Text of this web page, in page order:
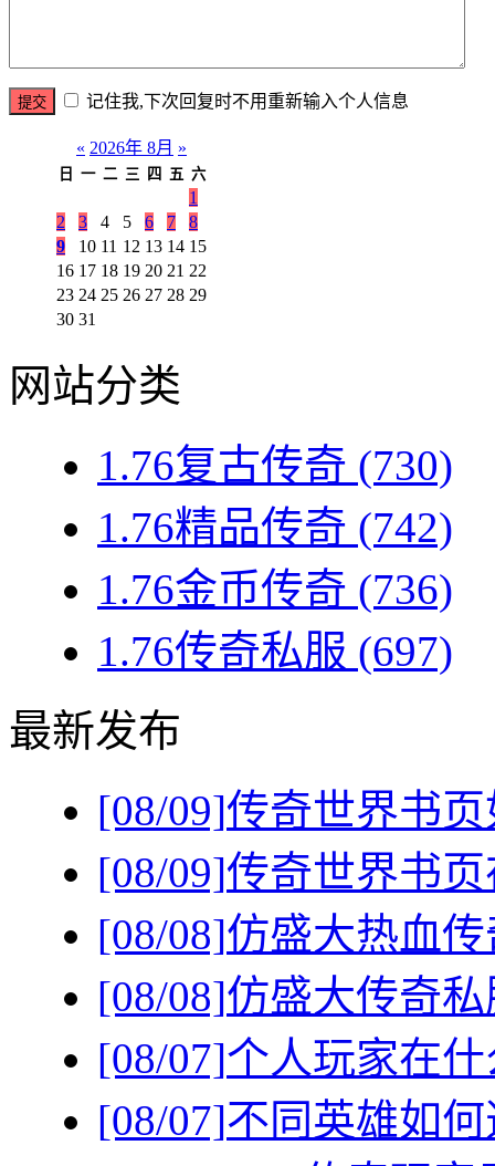
记住我,下次回复时不用重新输入个人信息
« 2026年 8月 »
日 一 二 三 四 五 六
1
2
3 4 5 6 7
8
9
10 11 12 13 14 15
16 17 18 19 20 21 22
23 24 25 26 27 28 29
30 31
网站分类
1.76复古传奇 (730)
1.76精品传奇 (742)
1.76金币传奇 (736)
1.76传奇私服 (697)
最新发布
[08/09]传奇世界书
[08/09]传奇世界书
[08/08]仿盛大热血
[08/08]仿盛大传奇
[08/07]个人玩家在
[08/07]不同英雄如